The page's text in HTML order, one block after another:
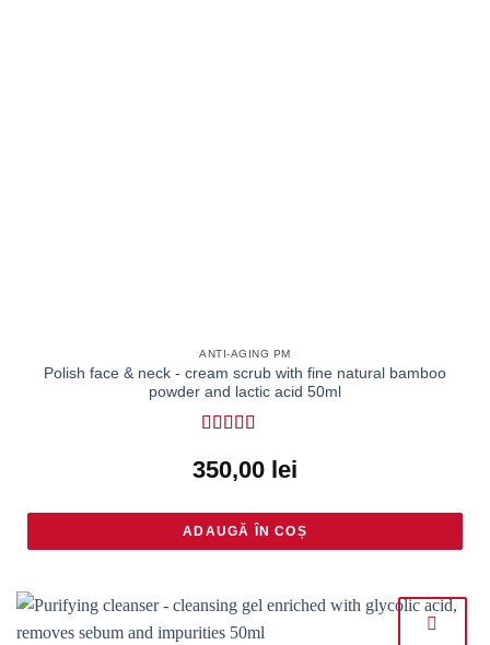
ANTI-AGING PM
Polish face & neck - cream scrub with fine natural bamboo
powder and lactic acid 50ml
of 5
350,00 lei
ADAUGĂ ÎN COȘ